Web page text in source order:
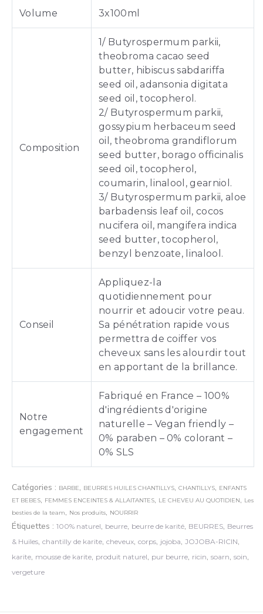
Volume 3x100ml
Composition
1/ Butyrospermum parkii,
theobroma cacao seed
butter, hibiscus sabdariffa
seed oil, adansonia digitata
seed oil, tocopherol.
2/ Butyrospermum parkii,
gossypium herbaceum seed
oil, theobroma grandiflorum
seed butter, borago officinalis
seed oil, tocopherol,
coumarin, linalool, gearniol.
3/ Butyrospermum parkii, aloe
barbadensis leaf oil, cocos
nucifera oil, mangifera indica
seed butter, tocopherol,
benzyl benzoate, linalool.
Conseil
Appliquez-la
quotidiennement pour
nourrir et adoucir votre peau.
Sa pénétration rapide vous
permettra de coiffer vos
cheveux sans les alourdir tout
en apportant de la brillance.
Notre
engagement
Fabriqué en France – 100%
d'ingrédients d'origine
naturelle – Vegan friendly –
0% paraben – 0% colorant –
0% SLS
Catégories : BARBE, BEURRES HUILES CHANTILLYS, CHANTILLYS, ENFANTS
ET BEBES, FEMMES ENCEINTES & ALLAITANTES, LE CHEVEU AU QUOTIDIEN, Les
besties de la team, Nos produits, NOURRIR
Étiquettes : 100% naturel, beurre, beurre de karité, BEURRES, Beurres
& Huiles, chantilly de karite, cheveux, corps, jojoba, JOJOBA-RICIN,
karite, mousse de karite, produit naturel, pur beurre, ricin, soarn, soin,
vergeture